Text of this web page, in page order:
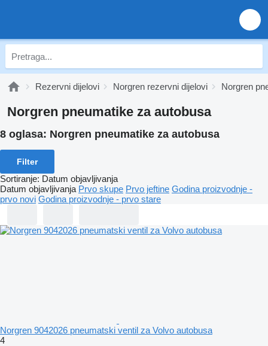
Rezervni dijelovi Norgren rezervni dijelovi Norgren
Norgren pneumatikе za autobusa
8 oglasa: Norgren pneumatikе za autobusa
Filter
Sortiranje: Datum objavljivanja
Datum objavljivanja Prvo skupe Prvo jeftine Godina proizvodnje -
prvo novi Godina proizvodnje - prvo stare
Norgren 9042026 pneumatski ventil za Volvo autobusa
4